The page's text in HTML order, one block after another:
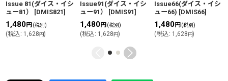
Issue 81(ダイス・イシ
ュー81）
[DMIS821]
1,480円 (税別)
(税込: 1,628円)
Issue91(ダイス・イシ
ュー91）
[DMIS91]
1,480円 (税別)
(税込: 1,628円)
Issue66(ダイス・イシ
ュー66) [DMIS66]
1,480円 (税別)
(税込: 1,628円)